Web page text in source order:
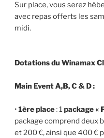
Sur place, vous serez
avec repas offerts les
midi.
Dotations du Winamax
Main Event A,B, C & D :
• 1ère place: 1package «
package comprend deux
et 200 €, ainsi que 400 €